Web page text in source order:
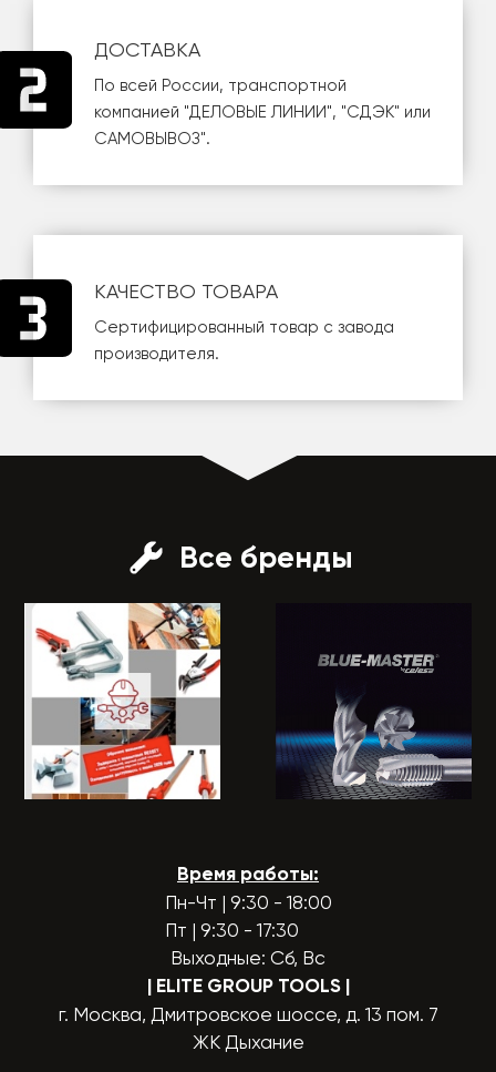
ДОСТАВКА
По всей России, транспортной
компанией "ДЕЛОВЫЕ ЛИНИИ", "СДЭК" или
САМОВЫВОЗ".
КАЧЕСТВО ТОВАРА
Сертифицированный товар с завода
производителя.
Все бренды
Время работы:
Пн-Чт | 9:30 - 18:00
Пт | 9:30 - 17:30
Выходные: Сб, Вс
| ELITE GROUP TOOLS |
г. Москва, Дмитровское шоссе, д. 13 пом. 7
ЖК Дыхание